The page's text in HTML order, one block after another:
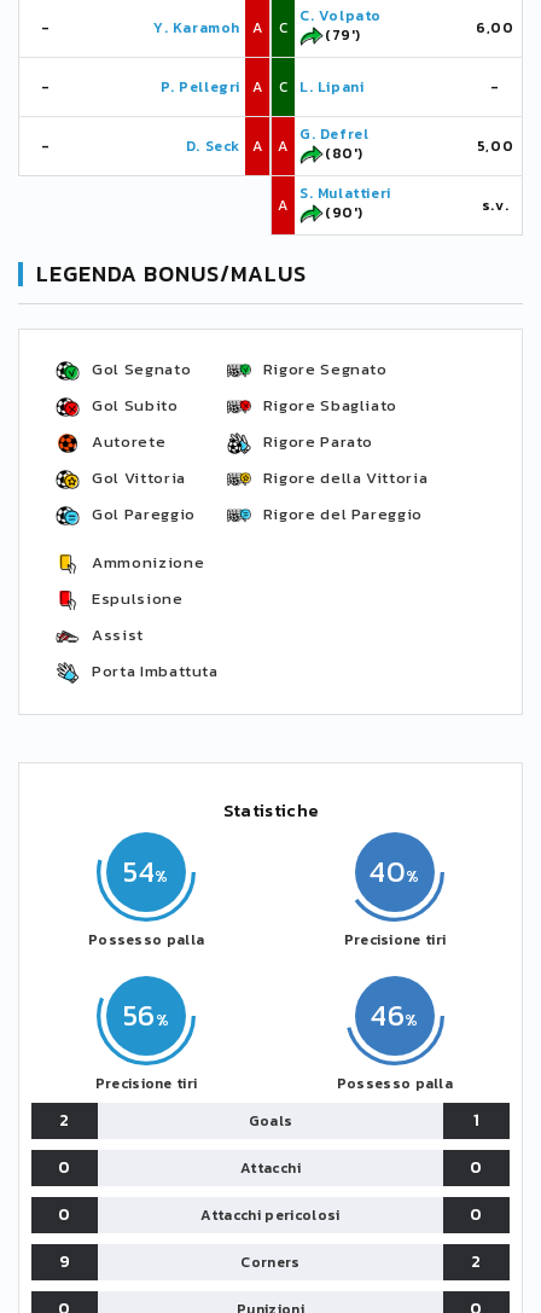
- Y. Karamoh A
- P. Pellegri A
- D. Seck A
C
C. Volpato
(79')
6,00
C L. Lipani -
A
G. Defrel
(80')
5,00
A
S. Mulattieri
(90')
s.v.
LEGENDA BONUS/MALUS
Gol Segnato
Gol Subito
Autorete
Gol Vittoria
Gol Pareggio
Rigore Segnato
Rigore Sbagliato
Rigore Parato
Rigore della Vittoria
Rigore del Pareggio
Ammonizione
Espulsione
Assist
Porta Imbattuta
Statistiche
54
Possesso palla
56
Precisione tiri
46
Possesso palla
40
Precisione tiri
2 Goals
1
0
Attacchi
0
0
Attacchi pericolosi
0
9
Corners
2